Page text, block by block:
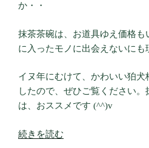
か・・
抹茶茶碗は、お道具ゆえ価格も
に入ったモノに出会えないにも
イヌ年にむけて、かわいい狛犬
したので、ぜひご覧ください
は、おススメです (^^)v
“ゆ
続きを読む